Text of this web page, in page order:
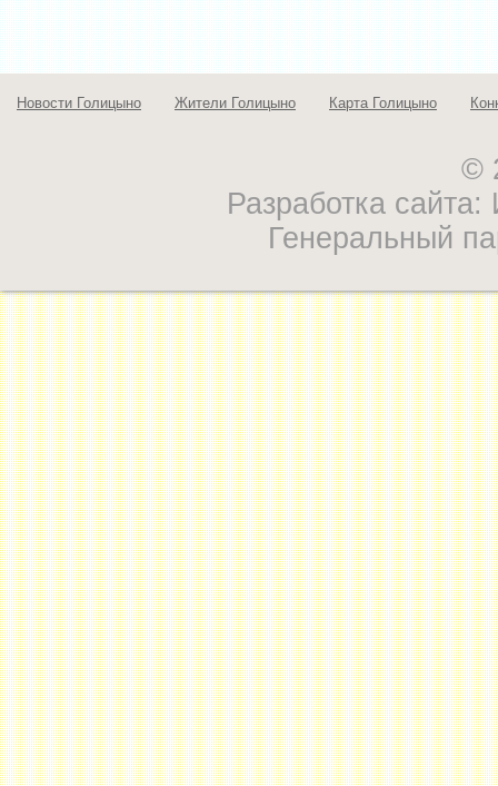
Новости Голицыно Жители Голицыно Карта Голицыно
©
Разработка
Генеральный